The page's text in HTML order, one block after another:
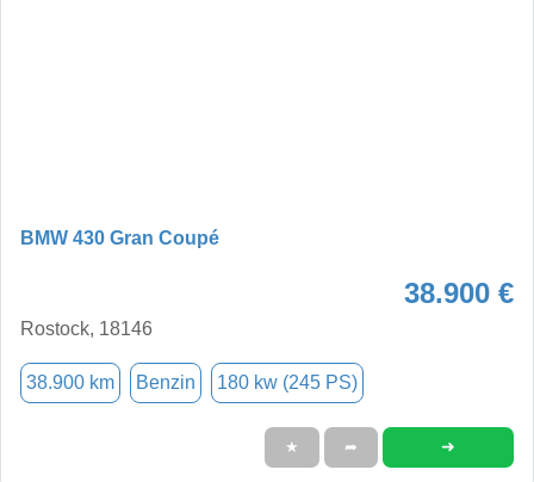
BMW 430 Gran Coupé
38.900 €
Rostock, 18146
38.900 km Benzin 180 kw (245 PS)
★ ➦ ➜